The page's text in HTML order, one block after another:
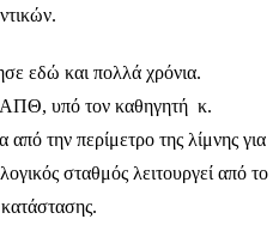
εδώ και πολλά χρόνια.
ΑΠΘ, υπό τον καθηγητή κ.
την περίμετρο της λίμνης για
σταθμός λειτουργεί από το